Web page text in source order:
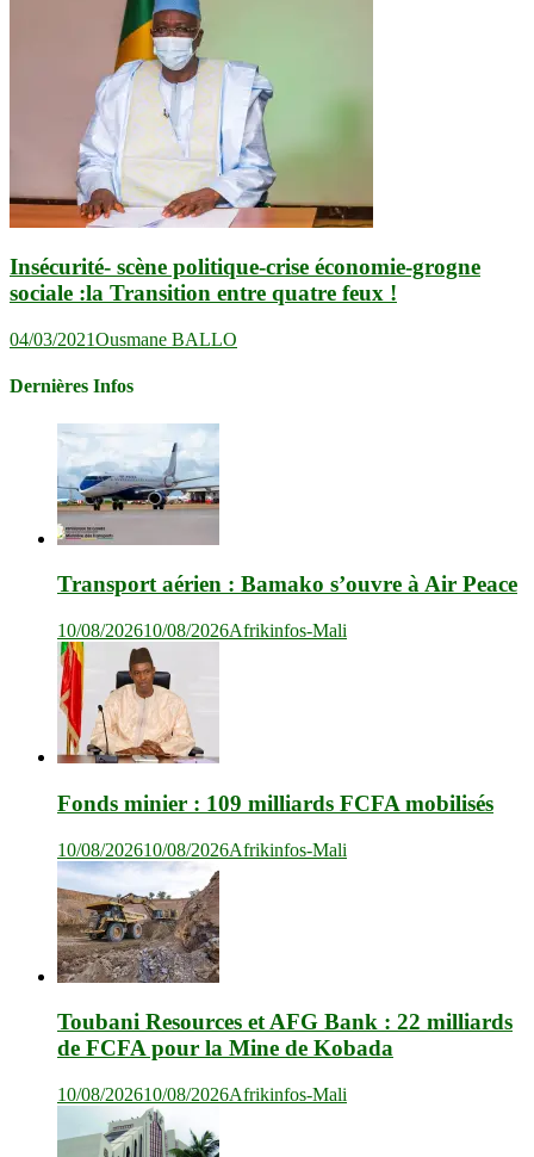
Insécurité- scène politique-crise économie-grogne
sociale :la Transition entre quatre feux !
04/03/2021Ousmane BALLO
Dernières Infos
Transport aérien : Bamako s’ouvre à Air Peace
10/08/202610/08/2026Afrikinfos-Mali
Fonds minier : 109 milliards FCFA mobilisés
10/08/202610/08/2026Afrikinfos-Mali
Toubani Resources et AFG Bank : 22 milliards
de FCFA pour la Mine de Kobada
10/08/202610/08/2026Afrikinfos-Mali